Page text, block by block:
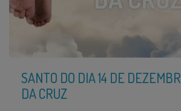
SANTO DO DIA 14 DE
DA CRUZ